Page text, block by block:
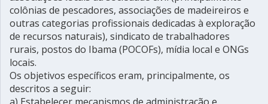
colônias de pescadores, associações de madeireiros e
outras categorias profissionais dedicadas à exploração
de recursos naturais), sindicato de trabalhadores
rurais, postos do Ibama (POCOFs), mídia local e ONGs
locais.
Os objetivos específicos eram, principalmente, os
descritos a seguir: